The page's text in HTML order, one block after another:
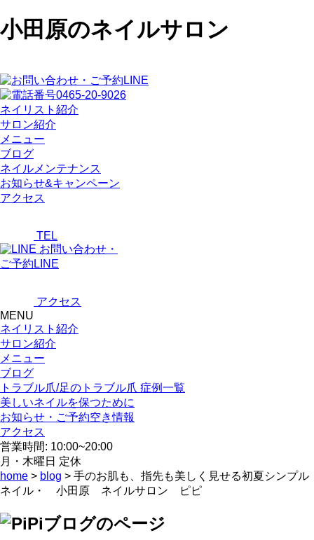
小田原のネイルサロン
ネイリスト紹介
サロン紹介
メニュー
ブログ
ネイルメンテナンス
お知らせ&キャンペーン
アクセス
TEL
お問い合わせ・
ご予約LINE
アクセス
MENU
ネイリスト紹介
サロン紹介
メニュー
ブログ
トラブル爪/足のトラブル爪 症例一覧
美しいネイルを保つために
お知らせ・ご予約空き情報
アクセス
営業時間: 10:00~20:00
月・木曜日 定休
home > blog > 手のお肌も、指先も美しく見せる初夏シンプル
ネイル・ 小田原 ネイルサロン ピピ